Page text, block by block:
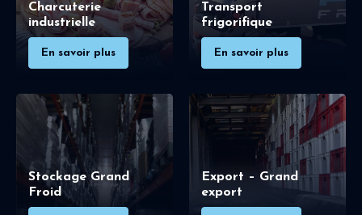
Charcuterie
industrielle
En savoir plus
Transport
frigorifique
En savoir plus
Stockage Grand
Froid
Export – Grand
export